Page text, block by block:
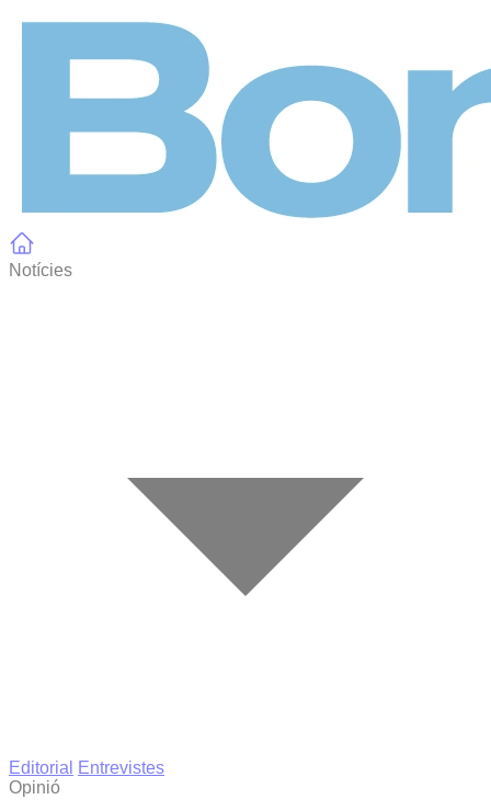
Notícies
Editorial
Entrevistes
Opinió